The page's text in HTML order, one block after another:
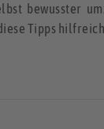
bewusster
Tipps